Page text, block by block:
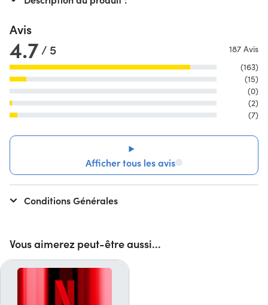
Vous aimerez peut-être aussi...
Avis
4.7/ 5
187 Avis
(163)
(15)
(0)
(2)
(7)
Afficher tous les avis
Conditions Générales